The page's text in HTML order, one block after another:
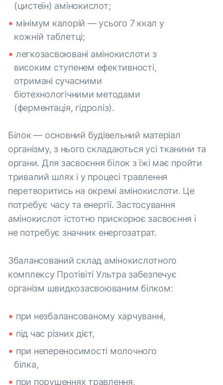
(цистеїн) амінокислот;
мінімум калорій — усього 7 ккал у
кожній таблетці;
легкозасвоювані амінокислоти з
високим ступенем ефективності,
отримані сучасними
біотехнологічними методами
(ферментація, гідроліз).
Білок — основний будівельний матеріал
організму, з нього складаються усі тканини та
органи. Для засвоєння білок з їжі має пройти
тривалий шлях і у процесі травлення
перетворитись на окремі амінокислоти. Це
потребує часу та енергії. Застосування
амінокислот істотно прискорює засвоєння і
не потребує значних енергозатрат.
Збалансований склад амінокислотного
комплексу Протівіті Ультра забезпечує
організм швидкозасвоюваним білком:
при незбалансованому харчуванні,
під час різних дієт,
при непереносимості молочного
білка,
при порушеннях травлення,